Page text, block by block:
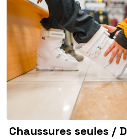
Chaussures seules /